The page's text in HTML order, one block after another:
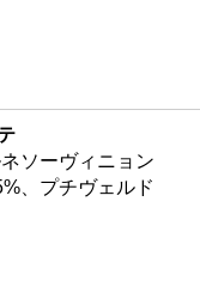
ソーヴィニョン
、プチヴェルド